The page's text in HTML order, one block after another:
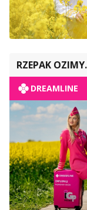
RZEPAK OZIMY
POPULACYJNY
DREAMLINE